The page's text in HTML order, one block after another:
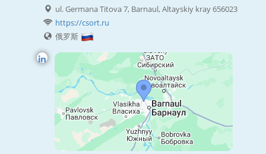
ul. Germana Titova 7, Barnaul, Altayskiy kray 656023
https://csort.ru
俄罗斯